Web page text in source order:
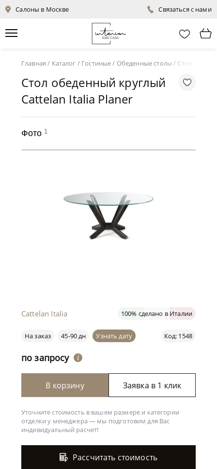
Салоны в Москве Связаться с нами
Главная / Каталог / Гостиные/ Обеденные столы / Стол
Стол обеденный круглый
Cattelan Italia Planer
Фото 1
Cattelan Italia 100% сделано в Италии
Код: 1548
На заказ 45-90 дн Узнать дату
по запросу i
В корзину Заявка в 1 клик
Уточните стоимость в вашем размере и категории
отделки у менеджера — мы подготовим для Вас
индивидуальный расчет!
Рассчитать стоимость